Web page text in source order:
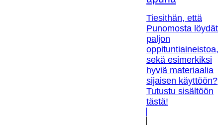
Tiesithän, että
Punomosta löydät
paljon
oppituntiaineistoa,
sekä esimerkiksi
hyviä materiaalia
sijaisen käyttöön?
Tutustu sisältöön
tästä!